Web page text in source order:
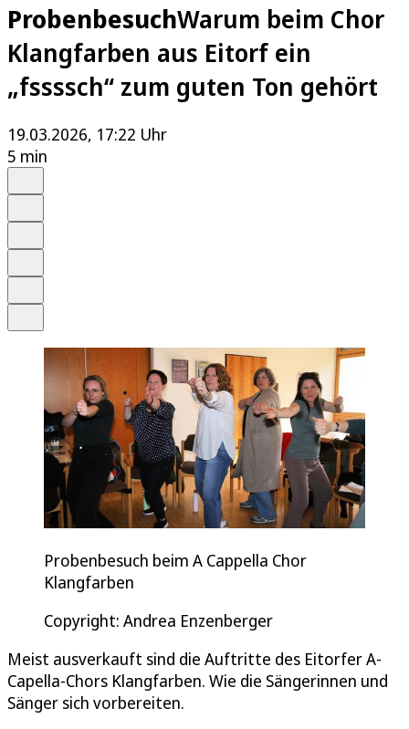
ProbenbesuchWarum beim Chor
Klangfarben aus Eitorf ein
„fssssch“ zum guten Ton gehört
19.03.2026, 17:22 Uhr
5 min
Probenbesuch beim A Cappella Chor
Klangfarben
Copyright: Andrea Enzenberger
Meist ausverkauft sind die Auftritte des Eitorfer A-
Capella-Chors Klangfarben. Wie die Sängerinnen und
Sänger sich vorbereiten.